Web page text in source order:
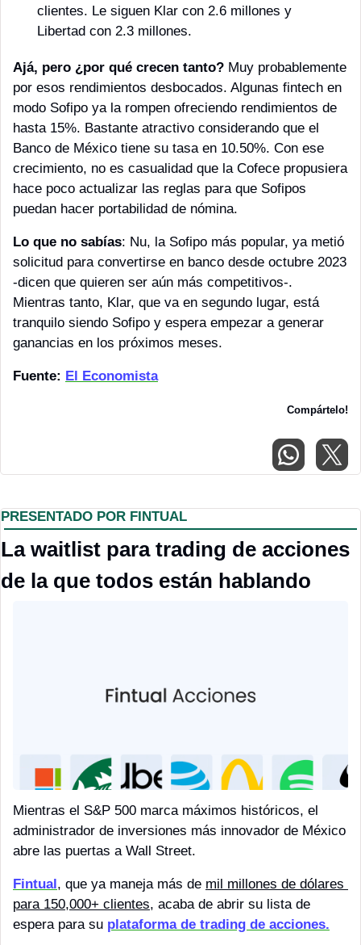
clientes. Le siguen Klar con 2.6 millones y
Libertad con 2.3 millones.
Ajá, pero ¿por qué crecen tanto? Muy probablemente
por esos rendimientos desbocados. Algunas fintech en
modo Sofipo ya la rompen ofreciendo rendimientos de
hasta 15%. Bastante atractivo considerando que el
Banco de México tiene su tasa en 10.50%. Con ese
crecimiento, no es casualidad que la Cofece propusiera
hace poco actualizar las reglas para que Sofipos
puedan hacer portabilidad de nómina.
Lo que no sabías: Nu, la Sofipo más popular, ya metió
solicitud para convertirse en banco desde octubre 2023
-dicen que quieren ser aún más competitivos-.
Mientras tanto, Klar, que va en segundo lugar, está
tranquilo siendo Sofipo y espera empezar a generar
ganancias en los próximos meses.
Fuente: El Economista
Compártelo!
PRESENTADO POR FINTUAL
La waitlist para trading de acciones
de la que todos están hablando
Mientras el S&P 500 marca máximos históricos, el
administrador de inversiones más innovador de México
abre las puertas a Wall Street.
Fintual, que ya maneja más de mil millones de dólares
para 150,000+ clientes, acaba de abrir su lista de
espera para su plataforma de trading de acciones.